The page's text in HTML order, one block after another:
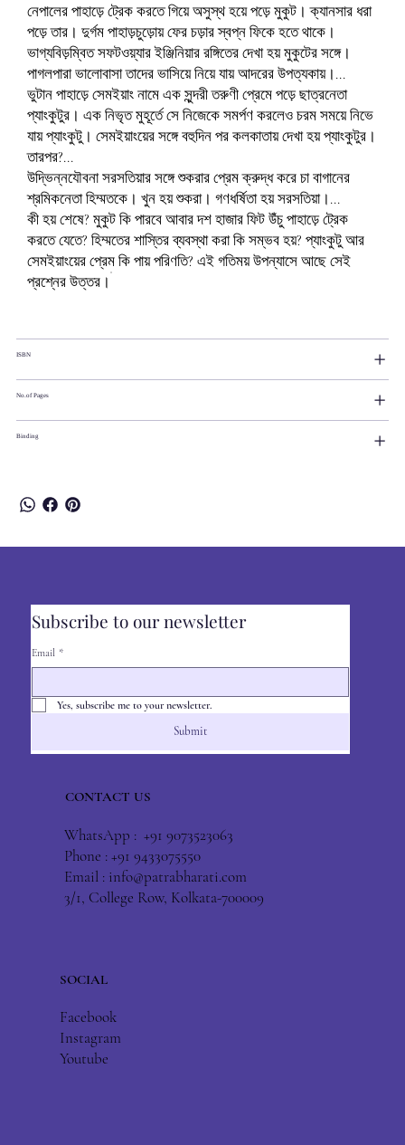
নেপালের পাহাড়ে ট্রেক করতে গিয়ে অসুস্থ হয়ে পড়ে মুকুট। ক্যানসার ধরা
পড়ে তার। দুর্গম পাহাড়চুড়োয় ফের চড়ার স্বপ্ন ফিকে হতে থাকে।
ভাগ্যবিড়ম্বিত সফটওয়্যার ইঞ্জিনিয়ার রঙ্গিতের দেখা হয় মুকুটের সঙ্গে।
পাগলপারা ভালোবাসা তাদের ভাসিয়ে নিয়ে যায় আদরের উপত্যকায়।...
ভুটান পাহাড়ে সেমইয়াং নামে এক সুন্দরী তরুণী প্রেমে পড়ে ছাত্রনেতা
প্যাংকুটুর। এক নিভৃত মুহূর্তে সে নিজেকে সমর্পণ করলেও চরম সময়ে নিভে
যায় প্যাংকুটু। সেমইয়াংয়ের সঙ্গে বহুদিন পর কলকাতায় দেখা হয় প্যাংকুটুর।
তারপর?...
উদ্ভিন্নযৌবনা সরসতিয়ার সঙ্গে শুকরার প্রেম ক্রুদ্ধ করে চা বাগানের
শ্রমিকনেতা হিম্মতকে। খুন হয় শুকরা। গণধর্ষিতা হয় সরসতিয়া।...
কী হয় শেষে? মুকুট কি পারবে আবার দশ হাজার ফিট উঁচু পাহাড়ে ট্রেক
করতে যেতে? হিম্মতের শাস্তির ব্যবস্থা করা কি সম্ভব হয়? প্যাংকুটু আর
সেমইয়াংয়ের প্রেম কি পায় পরিণতি? এই গতিময় উপন্যাসে আছে সেই
প্রশ্নের উত্তর।
ISBN
No.of Pages
Binding
Subscribe to our newsletter
Email *
Yes, subscribe me to your newsletter.
Submit
CONTACT US
WhatsApp : +91 9073523063
Phone : +91 9433075550
Email : info@patrabharati.com
3/1, College Row, Kolkata-700009
SOCIAL
Facebook
Instagram
Youtube